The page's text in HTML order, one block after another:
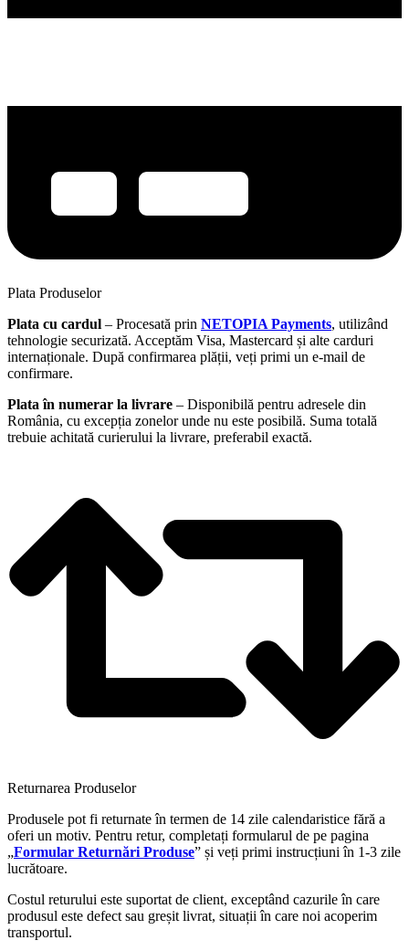
Plata Produselor
Plata cu cardul – Procesată prin NETOPIA Payments, utilizând
tehnologie securizată. Acceptăm Visa, Mastercard și alte carduri
internaționale. După confirmarea plății, veți primi un e-mail de
confirmare.
Plata în numerar la livrare – Disponibilă pentru adresele din
România, cu excepția zonelor unde nu este posibilă. Suma totală
trebuie achitată curierului la livrare, preferabil exactă.
Returnarea Produselor
Produsele pot fi returnate în termen de 14 zile calendaristice fără a
oferi un motiv. Pentru retur, completați formularul de pe pagina
„Formular Returnări Produse” și veți primi instrucțiuni în 1-3 zile
lucrătoare.
Costul returului este suportat de client, exceptând cazurile în care
produsul este defect sau greșit livrat, situații în care noi acoperim
transportul.